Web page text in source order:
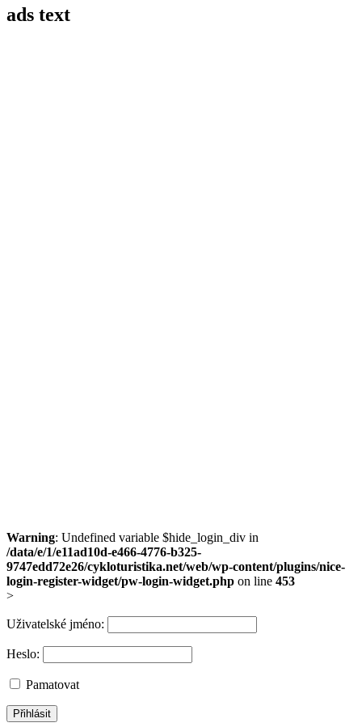
ads text
Warning: Undefined variable $hide_login_div in
/data/e/1/e11ad10d-e466-4776-b325-
9747edd72e26/cykloturistika.net/web/wp-content/plugins/nice-
login-register-widget/pw-login-widget.php on line 453
>
Uživatelské jméno:
Heslo:
Pamatovat